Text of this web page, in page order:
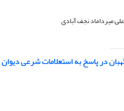
میرداماد نجف آبادی
در پاسخ به استعلامات شرعی